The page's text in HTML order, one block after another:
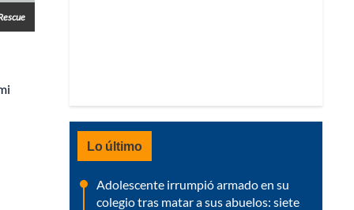
Lo último
Adolescente irrumpió armado en su
colegio tras matar a sus abuelos: siete